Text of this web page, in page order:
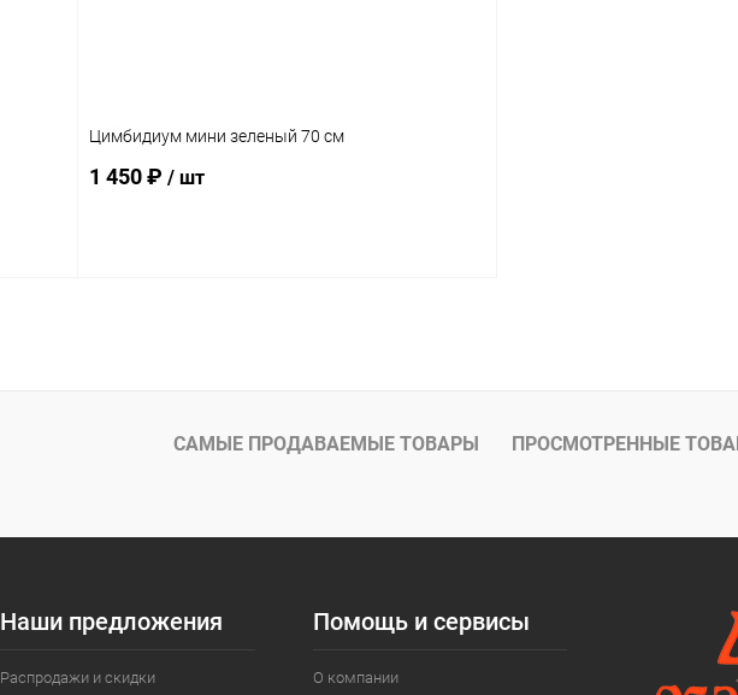
Цимбидиум мини зеленый 70 см
1 450 ₽ / шт
САМЫЕ ПРОДАВАЕМЫЕ ТОВАРЫ ПРОСМОТРЕННЫЕ
Наши предложения
Распродажи и скидки
Помощь и сервисы
О компании